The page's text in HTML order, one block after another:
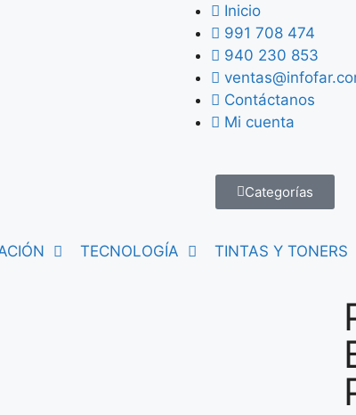
Inicio
991 708 474
940 230 853
Contáctanos
Mi cuenta
Categorías
TECNOLOGÍA TINTAS Y TONERS